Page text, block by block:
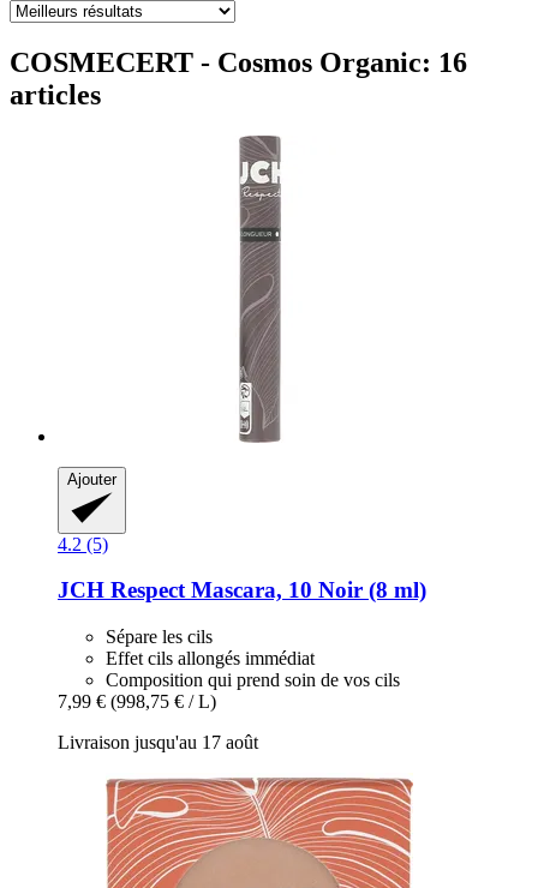
COSMECERT - Cosmos Organic: 16
articles
Ajouter
4.2 (5)
JCH RespectMascara, 10 Noir (8 ml)
Sépare les cils
Effet cils allongés immédiat
Composition qui prend soin de vos cils
7,99 € (998,75 € / L)
Livraison jusqu'au 17 août